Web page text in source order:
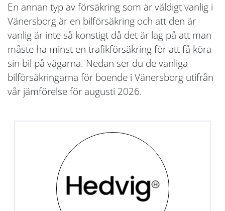
En annan typ av försäkring som är väldigt vanlig i
Vänersborg är en bilförsäkring och att den är
vanlig är inte så konstigt då det är lag på att man
måste ha minst en trafikförsäkring för att få köra
sin bil på vägarna. Nedan ser du de vanliga
bilförsäkringarna för boende i Vänersborg utifrån
vår jämförelse för augusti 2026.